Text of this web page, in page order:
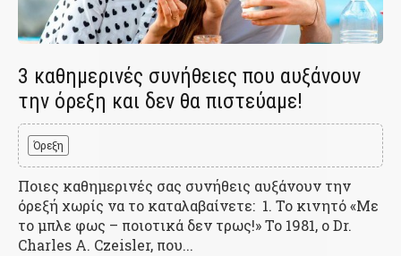
3 καθημερινές συνήθειες που αυξάνουν
την όρεξη και δεν θα πιστεύαμε!
Όρεξη
Ποιες καθημερινές σας συνήθεις αυξάνουν την
όρεξή χωρίς να το καταλαβαίνετε: 1. Το κινητό «Με
το μπλε φως – ποιοτικά δεν τρως!» To 1981, ο Dr.
Charles A. Czeisler, που...